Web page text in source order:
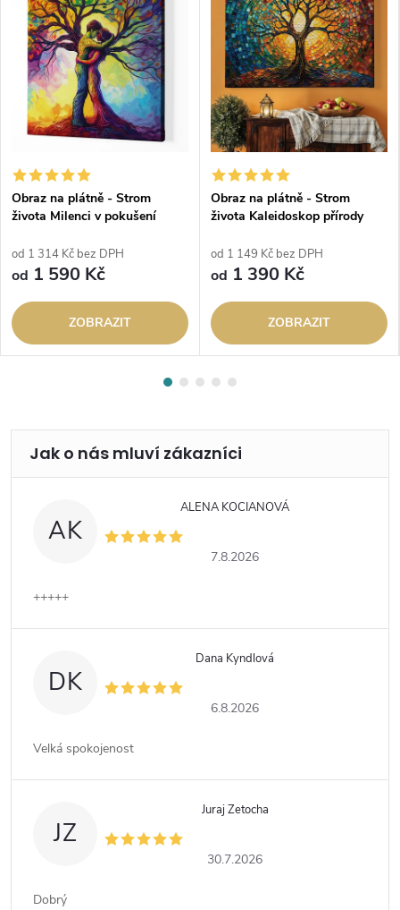
Obraz na plátně - Strom
života Milenci v pokušení
od 1 314 Kč bez DPH
od 1 590 Kč
ZOBRAZIT
Obraz na plátně - Strom
života Kaleidoskop přírody
od 1 149 Kč bez DPH
od 1 390 Kč
ZOBRAZIT
AK
ALENA KOCIANOVÁ
7.8.2026
+++++
DK
Dana Kyndlová
6.8.2026
Velká spokojenost
JZ
Juraj Zetocha
30.7.2026
Dobrý